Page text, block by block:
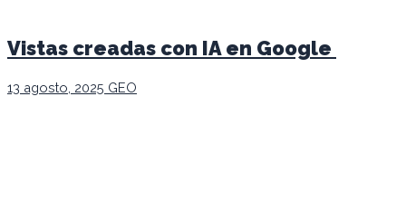
Vistas creadas con IA en Google
13 agosto, 2025 GEO